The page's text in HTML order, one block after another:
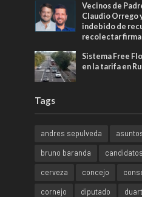
Vecinos de
Claudio Orrego
indebido de
recolectar
Sistema Free
en la tarifa en
Tags
andres sepulveda
bruno baranda
candidatos
cerveza
concejo
cornejo
diputado